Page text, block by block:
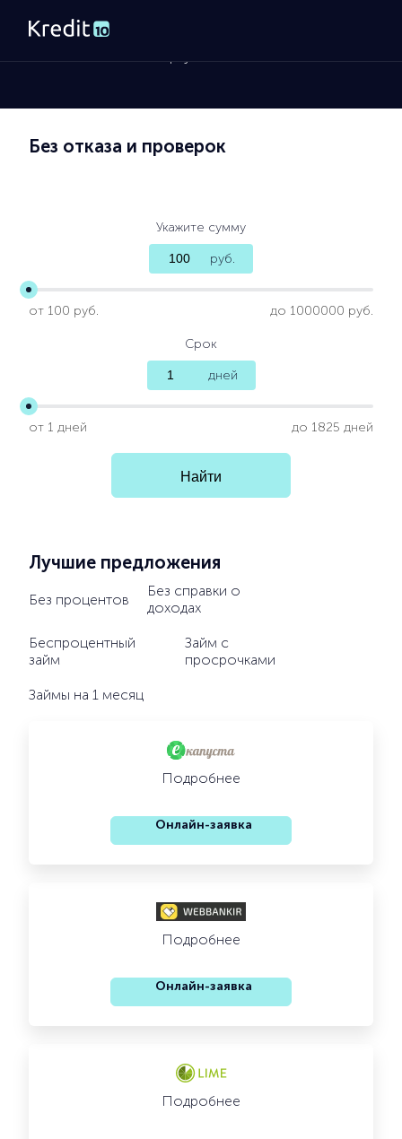
Без отказа и проверок
Укажите сумму
руб.
от 100 руб. до 1000000 руб.
Срок
дней
от 1 дней до 1825 дней
Лучшие предложения
Без процентов
Без справки о
доходах
Беспроцентный
займ
Займ с
просрочками
Займы на 1 месяц
Подробнее
Онлайн-заявка
Подробнее
Онлайн-заявка
Подробнее